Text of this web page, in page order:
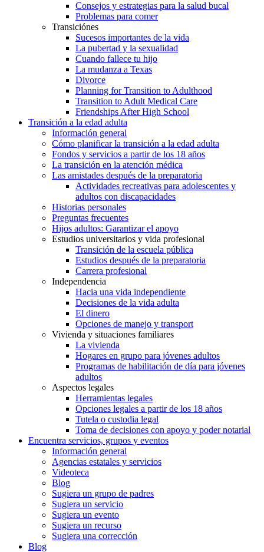
Consejos y estrategias para la salud bucal
Problemas para comer
Transiciónes
Sucesos importantes de la vida
La pubertad y la sexualidad
Cuando fallece tu hijo
La mudanza a Texas
Divorce
Planning for Transition to Adulthood
Transition to Adult Medical Care
Friendships After High School
Transición a la edad adulta
Información general
Cómo planificar la transición a la edad adulta
Fondos y servicios a partir de los 18 años
La transición en la atención médica
Las amistades después de la preparatoria
Actividades recreativas para adolescentes y
adultos con discapacidades
Historias personales
Preguntas frecuentes
Hijos adultos: Garantizar el apoyo
Estudios universitarios y vida profesional
Transición de la escuela pública
Estudios después de la preparatoria
Carrera profesional
Independencia
Hacia una vida independiente
Decisiones de la vida adulta
El dinero
Opciones de manejo y transport
Vivienda y situaciones familiares
La vivienda
Hogares en grupo para jóvenes adultos
Programas de habilitación de día para jóvenes
adultos
Aspectos legales
Herramientas legales
Opciones legales a partir de los 18 años
Tutela o custodia legal
Toma de decisiones con apoyo y poder notarial
Encuentra servicios, grupos y eventos
Información general
Agencias estatales y servicios
Videoteca
Blog
Sugiera un grupo de padres
Sugiera un servicio
Sugiera un evento
Sugiera un recurso
Sugiera una corrección
Blog